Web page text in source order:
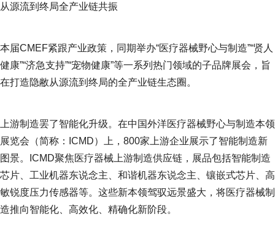
从源流到终局全产业链共振
本届CMEF紧跟产业政策，同期举办“医疗器械野心与制造”“贤人
健康”“济急支持”“宠物健康”等一系列热门领域的子品牌展会，旨
在打造隐敝从源流到终局的全产业链生态圈。
上游制造罢了智能化升级。在中国外洋医疗器械野心与制造本领
展览会（简称：ICMD）上，800家上游企业展示了智能制造新
图景。ICMD聚焦医疗器械上游制造供应链，展品包括智能制造
芯片、工业机器东说念主、和谐机器东说念主、镶嵌式芯片、高
敏锐度压力传感器等。这些新本领驾驭远景盛大，将医疗器械制
造推向智能化、高效化、精确化新阶段。